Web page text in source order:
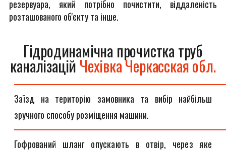
резервуара, який потрібно почистити, віддаленість
розташованого об'єкту та інше.
Гідродинамічна прочистка труб
каналізацій Чехівка Черкасская обл.
Заїзд на територію замовника та вибір найбільш
зручного способу розміщення машини.
Гофрований шланг опускають в отвір, через яке